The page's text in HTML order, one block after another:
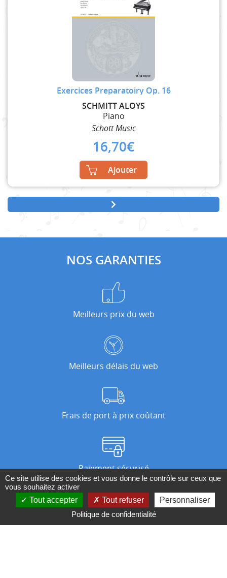
Exercices Preparatoiry Op. 16
SCHMITT ALOYS
Piano
Schott Music
16,70€
Ajouter
NOS GARANTIES
Meilleurs prix du web
Meilleurs délais du web
Frais de port à prix coûtant
Paiement sécurisé
Nos magasins
Ce site utilise des cookies et vous donne le contrôle sur ceux que
vous souhaitez activer
Tout accepter
Tout refuser
Personnaliser
Politique de confidentialité